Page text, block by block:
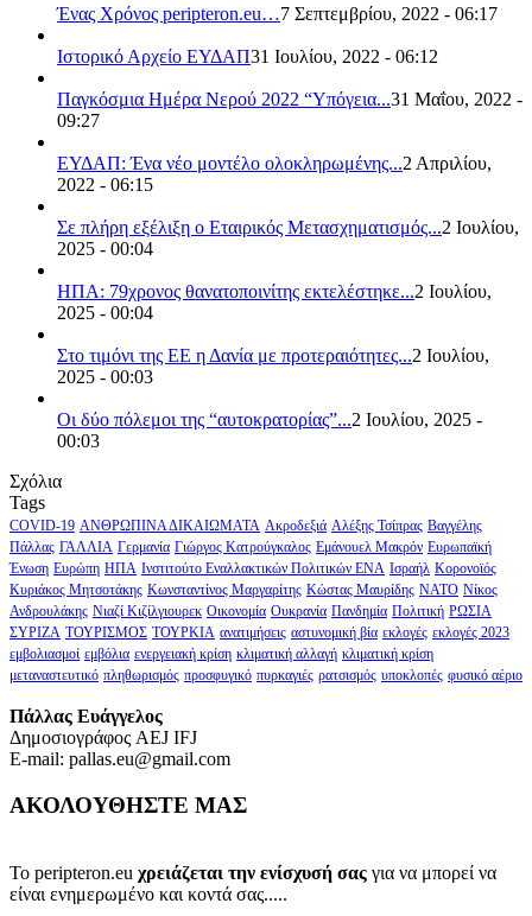
Ένας Χρόνος peripteron.eu…7 Σεπτεμβρίου, 2022 - 06:17
Ιστορικό Αρχείο ΕΥΔΑΠ31 Ιουλίου, 2022 - 06:12
Παγκόσμια Ημέρα Νερού 2022 “Υπόγεια...31 Μαΐου, 2022 -
09:27
ΕΥΔΑΠ: Ένα νέο μοντέλο ολοκληρωμένης...2 Απριλίου,
2022 - 06:15
Σε πλήρη εξέλιξη ο Εταιρικός Μετασχηματισμός...2 Ιουλίου,
2025 - 00:04
ΗΠΑ: 79χρονος θανατοποινίτης εκτελέστηκε...2 Ιουλίου,
2025 - 00:04
Στο τιμόνι της ΕΕ η Δανία με προτεραιότητες...2 Ιουλίου,
2025 - 00:03
Οι δύο πόλεμοι της “αυτοκρατορίας”...2 Ιουλίου, 2025 -
00:03
Σχόλια
Tags
COVID-19 ΑΝΘΡΩΠΙΝΑ ΔΙΚΑΙΩΜΑΤΑ Ακροδεξιά Αλέξης Τσίπρας Βαγγέλης
Πάλλας ΓΑΛΛΙΑ Γερμανία Γιώργος Κατρούγκαλος Εμάνουελ Μακρόν Ευρωπαϊκή
Ένωση Ευρώπη ΗΠΑ Ινστιτούτο Εναλλακτικών Πολιτικών ΕΝΑ Ισραήλ Κορονοϊός
Κυριάκος Μητσοτάκης Κωνσταντίνος Μαργαρίτης Κώστας Μαυρίδης ΝΑΤΟ Νίκος
Ανδρουλάκης Νιαζί Κιζίλγιουρεκ Οικονομία Ουκρανία Πανδημία Πολιτική ΡΩΣΙΑ
ΣΥΡΙΖΑ ΤΟΥΡΙΣΜΟΣ ΤΟΥΡΚΙΑ ανατιμήσεις αστυνομική βία εκλογές εκλογές 2023
εμβολιασμοί εμβόλια ενεργειακή κρίση κλιματική αλλαγή κλιματική κρίση
μεταναστευτικό πληθωρισμός προσφυγικό πυρκαγιές ρατσισμός υποκλοπές φυσικό αέριο
Πάλλας Ευάγγελος
Δημοσιογράφος AEJ ΙFJ
E-mail: pallas.eu@gmail.com
ΑΚΟΛΟΥΘΗΣΤΕ ΜΑΣ
Το peripteron.eu χρειάζεται την ενίσχυσή σας για να μπορεί να
είναι ενημερωμένο και κοντά σας.....